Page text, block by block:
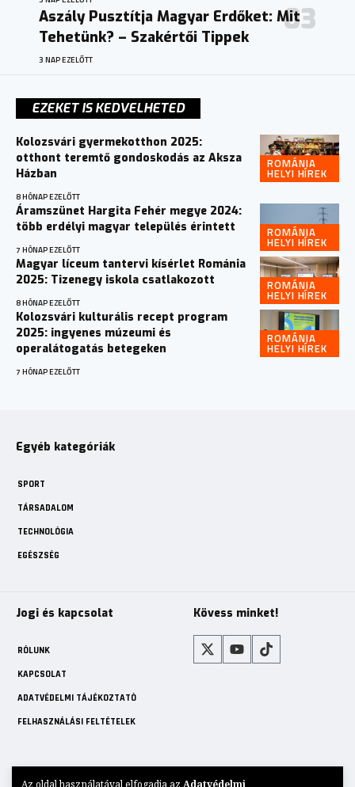
Az oldal használatával elfogadja az Adatvédelmi
Aszály Pusztítja Magyar Erdőket: Mit
Tehetünk? – Szakértői Tippek
3 NAP EZELŐTT
EZEKET IS KEDVELHETED
ROMÁNIA
HELYI HÍREK
Kolozsvári gyermekotthon 2025:
otthont teremtő gondoskodás az Aksza
Házban
8 HÓNAP EZELŐTT
ROMÁNIA
HELYI HÍREK
Áramszünet Hargita Fehér megye 2024:
több erdélyi magyar település érintett
7 HÓNAP EZELŐTT
ROMÁNIA
HELYI HÍREK
Magyar líceum tantervi kísérlet Románia
2025: Tizenegy iskola csatlakozott
8 HÓNAP EZELŐTT
ROMÁNIA
HELYI HÍREK
Kolozsvári kulturális recept program
2025: ingyenes múzeumi és
operalátogatás betegeken
7 HÓNAP EZELŐTT
Egyéb kategóriák
SPORT
TÁRSADALOM
TECHNOLÓGIA
EGÉSZSÉG
Jogi és kapcsolat
RÓLUNK
KAPCSOLAT
ADATVÉDELMI TÁJÉKOZTATÓ
FELHASZNÁLÁSI FELTÉTELEK
Kövess minket!